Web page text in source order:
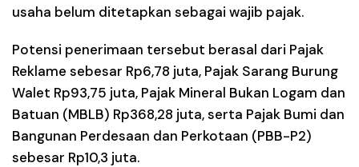
usaha belum ditetapkan sebagai wajib pajak.
Potensi penerimaan tersebut berasal dari Pajak
Reklame sebesar Rp6,78 juta, Pajak Sarang Burung
Walet Rp93,75 juta, Pajak Mineral Bukan Logam dan
Batuan (MBLB) Rp368,28 juta, serta Pajak Bumi dan
Bangunan Perdesaan dan Perkotaan (PBB-P2)
sebesar Rp10,3 juta.